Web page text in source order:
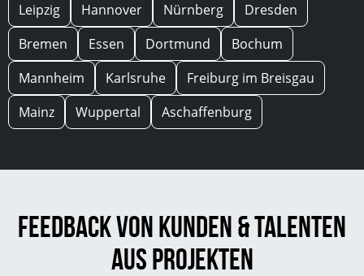
Leipzig
Hannover Nürnberg
Dresden
Bremen
Essen Dortmund
Bochum
Mannheim
Karlsruhe
Freiburg im Breisgau
Mainz
Wuppertal Aschaffenburg
Feedback von Kunden & Talenten
aus Projekten